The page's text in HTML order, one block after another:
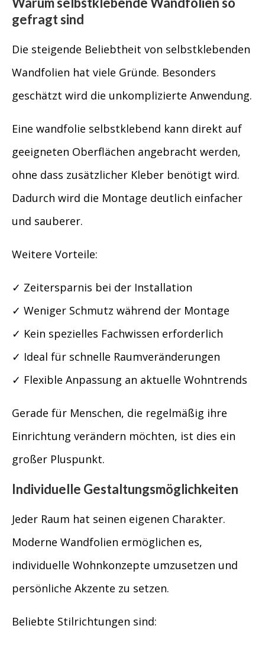
gefragt sind
Die steigende Beliebtheit von selbstklebenden
Wandfolien hat viele Gründe. Besonders
geschätzt wird die unkomplizierte Anwendung.
Eine wandfolie selbstklebend kann direkt auf
geeigneten Oberflächen angebracht werden,
ohne dass zusätzlicher Kleber benötigt wird.
Dadurch wird die Montage deutlich einfacher
und sauberer.
Weitere Vorteile:
✓ Zeitersparnis bei der Installation
✓ Weniger Schmutz während der Montage
✓ Kein spezielles Fachwissen erforderlich
✓ Ideal für schnelle Raumveränderungen
✓ Flexible Anpassung an aktuelle Wohntrends
Gerade für Menschen, die regelmäßig ihre
Einrichtung verändern möchten, ist dies ein
großer Pluspunkt.
Individuelle Gestaltungsmöglichkeiten
Jeder Raum hat seinen eigenen Charakter.
Moderne Wandfolien ermöglichen es,
individuelle Wohnkonzepte umzusetzen und
persönliche Akzente zu setzen.
Beliebte Stilrichtungen sind: